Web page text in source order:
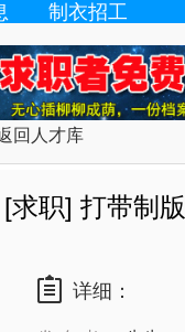
制衣招工
回人才库
[求职] 打带制版
详细：